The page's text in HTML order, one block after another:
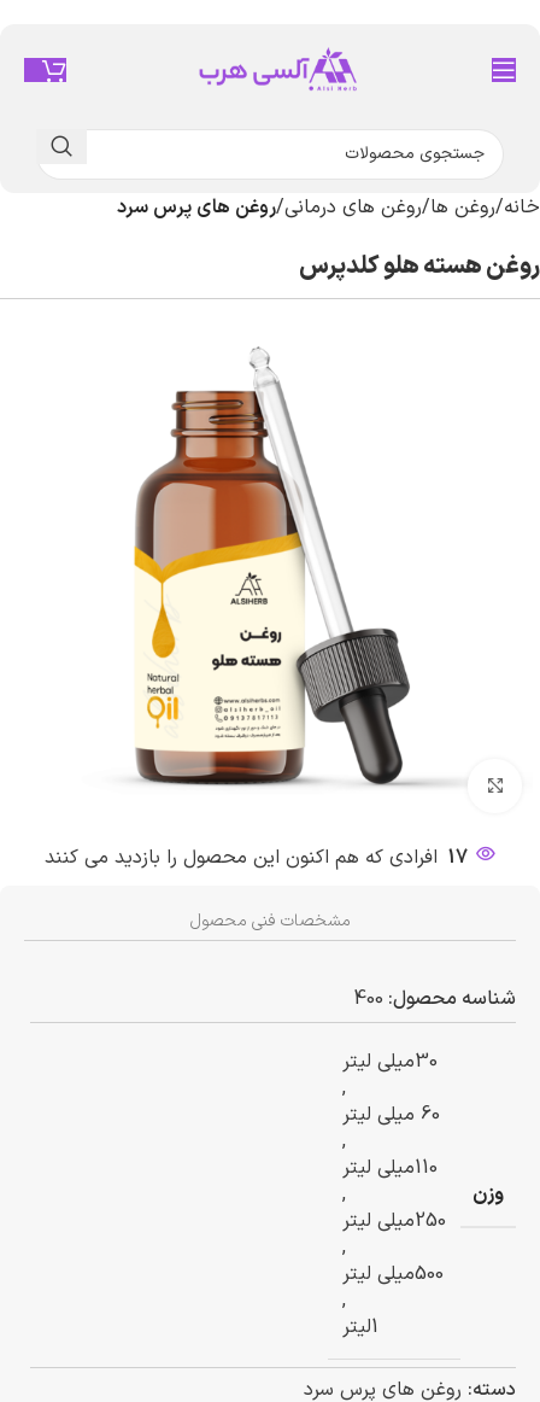
خانه روغن ها روغن های درمانی روغن های پرس سرد
روغن هسته هلو کلدپرس
بزرگنمایی تصویر
17 افرادی که هم اکنون این محصول را بازدید می کنند
مشخصات فنی محصول
شناسه محصول: 400
وزن
30میلی لیتر
,
60 میلی لیتر
,
110میلی لیتر
,
250میلی لیتر
,
500میلی لیتر
,
1لیتر
دسته: روغن های پرس سرد